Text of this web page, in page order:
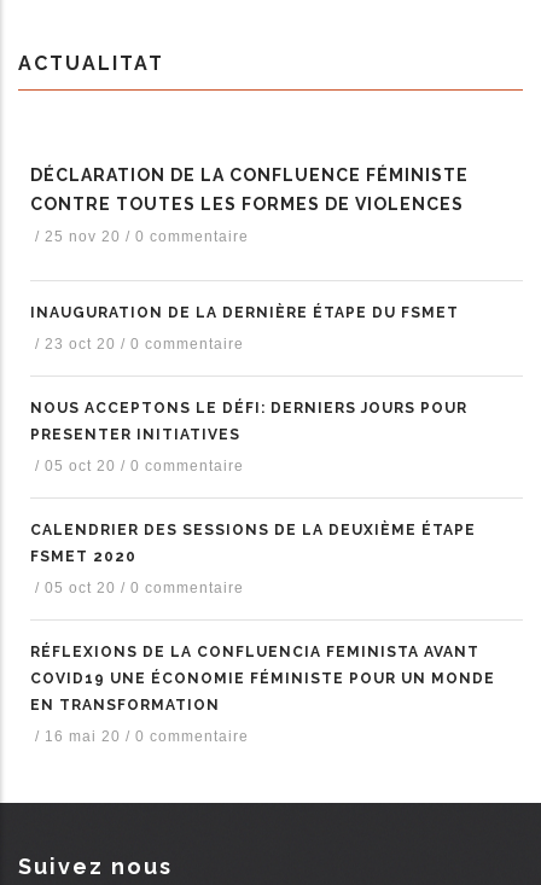
ACTUALITAT
DÉCLARATION DE LA CONFLUENCE FÉMINISTE
CONTRE TOUTES LES FORMES DE VIOLENCES
/ 25 nov 20 / 0 commentaire
INAUGURATION DE LA DERNIÈRE ÉTAPE DU FSMET
/ 23 oct 20 / 0 commentaire
NOUS ACCEPTONS LE DÉFI: DERNIERS JOURS POUR
PRESENTER INITIATIVES
/ 05 oct 20 / 0 commentaire
CALENDRIER DES SESSIONS DE LA DEUXIÈME ÉTAPE
FSMET 2020
/ 05 oct 20 / 0 commentaire
RÉFLEXIONS DE LA CONFLUENCIA FEMINISTA AVANT
COVID19 UNE ÉCONOMIE FÉMINISTE POUR UN MONDE
EN TRANSFORMATION
/ 16 mai 20 / 0 commentaire
Suivez nous